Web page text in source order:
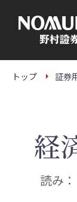
本
トップ 証券
経
読み